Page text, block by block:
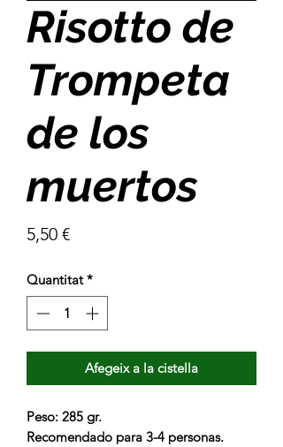
Risotto de
Trompeta
de los
muertos
5,50 €Price
Quantitat *
Afegeix a la cistella
Peso: 285 gr.
Recomendado para 3-4 personas.